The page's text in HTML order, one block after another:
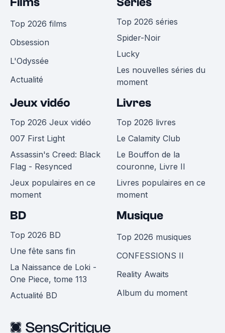
Top 2026 films
Obsession
L'Odyssée
Actualité
Top 2026 séries
Spider-Noir
Lucky
Les nouvelles séries du
moment
Jeux vidéo
Top 2026 Jeux vidéo
007 First Light
Assassin's Creed: Black
Flag - Resynced
Jeux populaires en ce
moment
Livres
Top 2026 livres
Le Calamity Club
Le Bouffon de la
couronne, Livre II
Livres populaires en ce
moment
BD
Top 2026 BD
Une fête sans fin
La Naissance de Loki -
One Piece, tome 113
Actualité BD
Musique
Top 2026 musiques
CONFESSIONS II
Reality Awaits
Album du moment